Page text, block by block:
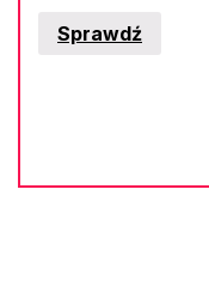
Sprawdź